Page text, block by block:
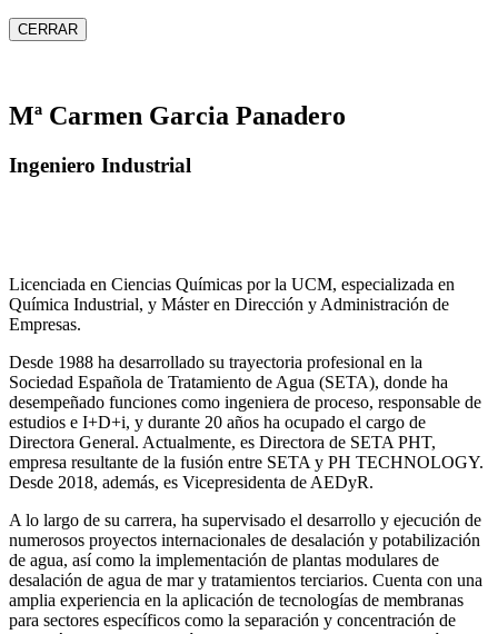
CERRAR
Mª Carmen Garcia Panadero
Ingeniero Industrial
Licenciada en Ciencias Químicas por la UCM, especializada en
Química Industrial, y Máster en Dirección y Administración de
Empresas.
Desde 1988 ha desarrollado su trayectoria profesional en la
Sociedad Española de Tratamiento de Agua (SETA), donde ha
desempeñado funciones como ingeniera de proceso, responsable de
estudios e I+D+i, y durante 20 años ha ocupado el cargo de
Directora General. Actualmente, es Directora de SETA PHT,
empresa resultante de la fusión entre SETA y PH TECHNOLOGY.
Desde 2018, además, es Vicepresidenta de AEDyR.
A lo largo de su carrera, ha supervisado el desarrollo y ejecución de
numerosos proyectos internacionales de desalación y potabilización
de agua, así como la implementación de plantas modulares de
desalación de agua de mar y tratamientos terciarios. Cuenta con una
amplia experiencia en la aplicación de tecnologías de membranas
para sectores específicos como la separación y concentración de